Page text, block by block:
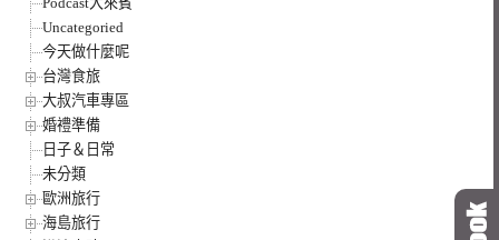
Uncategoried
今天做什麼呢
台灣食旅
大叔汽車專區
婚禮準備
日子＆日常
未分類
歐洲旅行
海島旅行